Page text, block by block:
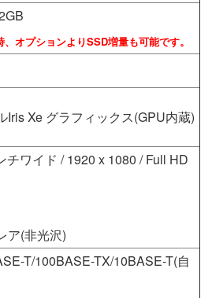
オプションよりSSD増量も可能です。
Iris Xe グラフィックス(GPU内蔵)
チワイド / 1920 x 1080 / Full HD
ア(非光沢)
T/100BASE-TX/10BASE-T(自